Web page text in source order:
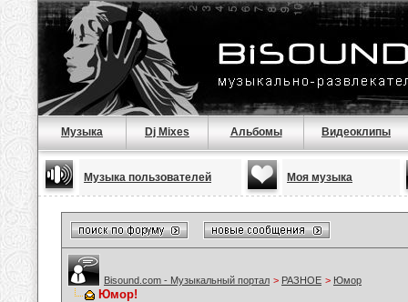
Музыка Dj Mixes Альбомы Видеоклипы
Музыка пользователей Моя музыка
Bisound.com - Музыкальный портал > РАЗНОЕ > Юмор
Юмор!